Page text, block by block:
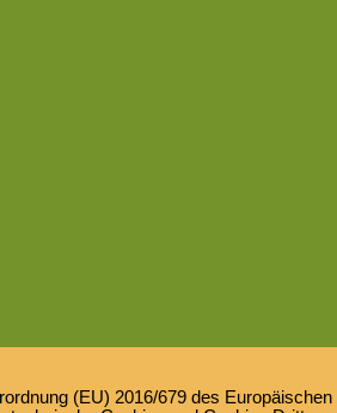
(EU) 2016/679 des